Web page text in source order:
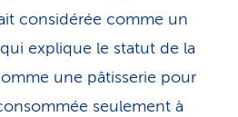
considérée comme un
explique le statut de la
une pâtisserie pour
seulement à